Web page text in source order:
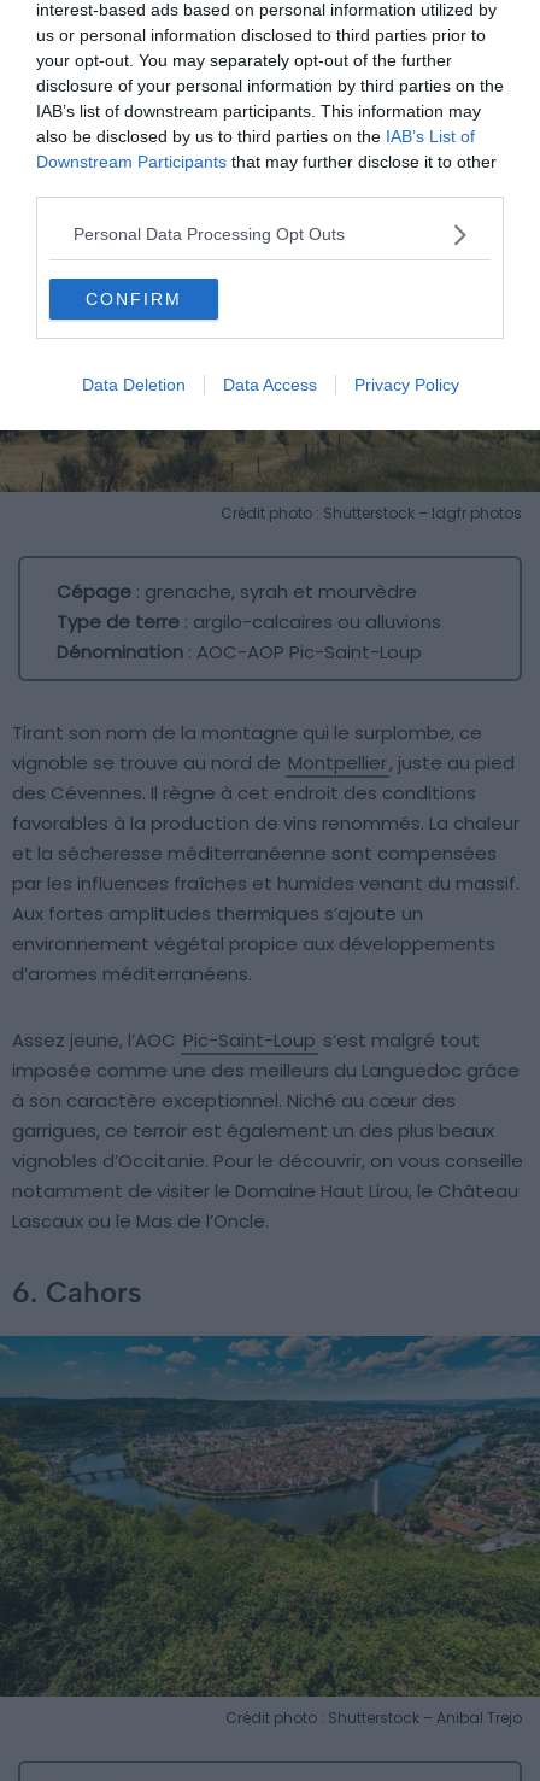
interest-based ads based on personal information utilized by
us or personal information disclosed to third parties prior to
your opt-out. You may separately opt-out of the further
disclosure of your personal information by third parties on the
IAB’s list of downstream participants. This information may
also be disclosed by us to third parties on the IAB’s List of
Downstream Participants that may further disclose it to other
Personal Data Processing Opt Outs
CONFIRM
Data Deletion Data Access Privacy Policy
5.Pic-Saint-Loup
Crédit photo : Shutterstock – ldgfr photos
Cépage : grenache, syrah et mourvèdre
Type de terre : argilo-calcaires ou alluvions
Dénomination : AOC-AOP Pic-Saint-Loup
Tirant son nom de la montagne qui le surplombe, ce
vignoble se trouve au nord de Montpellier, juste au pied
des Cévennes. Il règne à cet endroit des conditions
favorables à la production de vins renommés. La chaleur
et la sécheresse méditerranéenne sont compensées
par les influences fraîches et humides venant du massif.
Aux fortes amplitudes thermiques s’ajoute un
environnement végétal propice aux développements
d’aromes méditerranéens.
Assez jeune, l’AOC Pic-Saint-Loup s’est malgré tout
imposée comme une des meilleurs du Languedoc grâce
à son caractère exceptionnel. Niché au cœur des
garrigues, ce terroir est également un des plus beaux
vignobles d’Occitanie. Pour le découvrir, on vous conseille
notamment de visiter le Domaine Haut Lirou, le Château
Lascaux ou le Mas de l’Oncle.
6. Cahors
Crédit photo : Shutterstock – Anibal Trejo